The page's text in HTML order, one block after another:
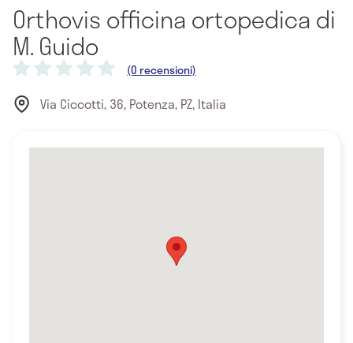
Orthovis officina ortopedica di
M. Guido
(0 recensioni)
Via Ciccotti, 36, Potenza, PZ, Italia